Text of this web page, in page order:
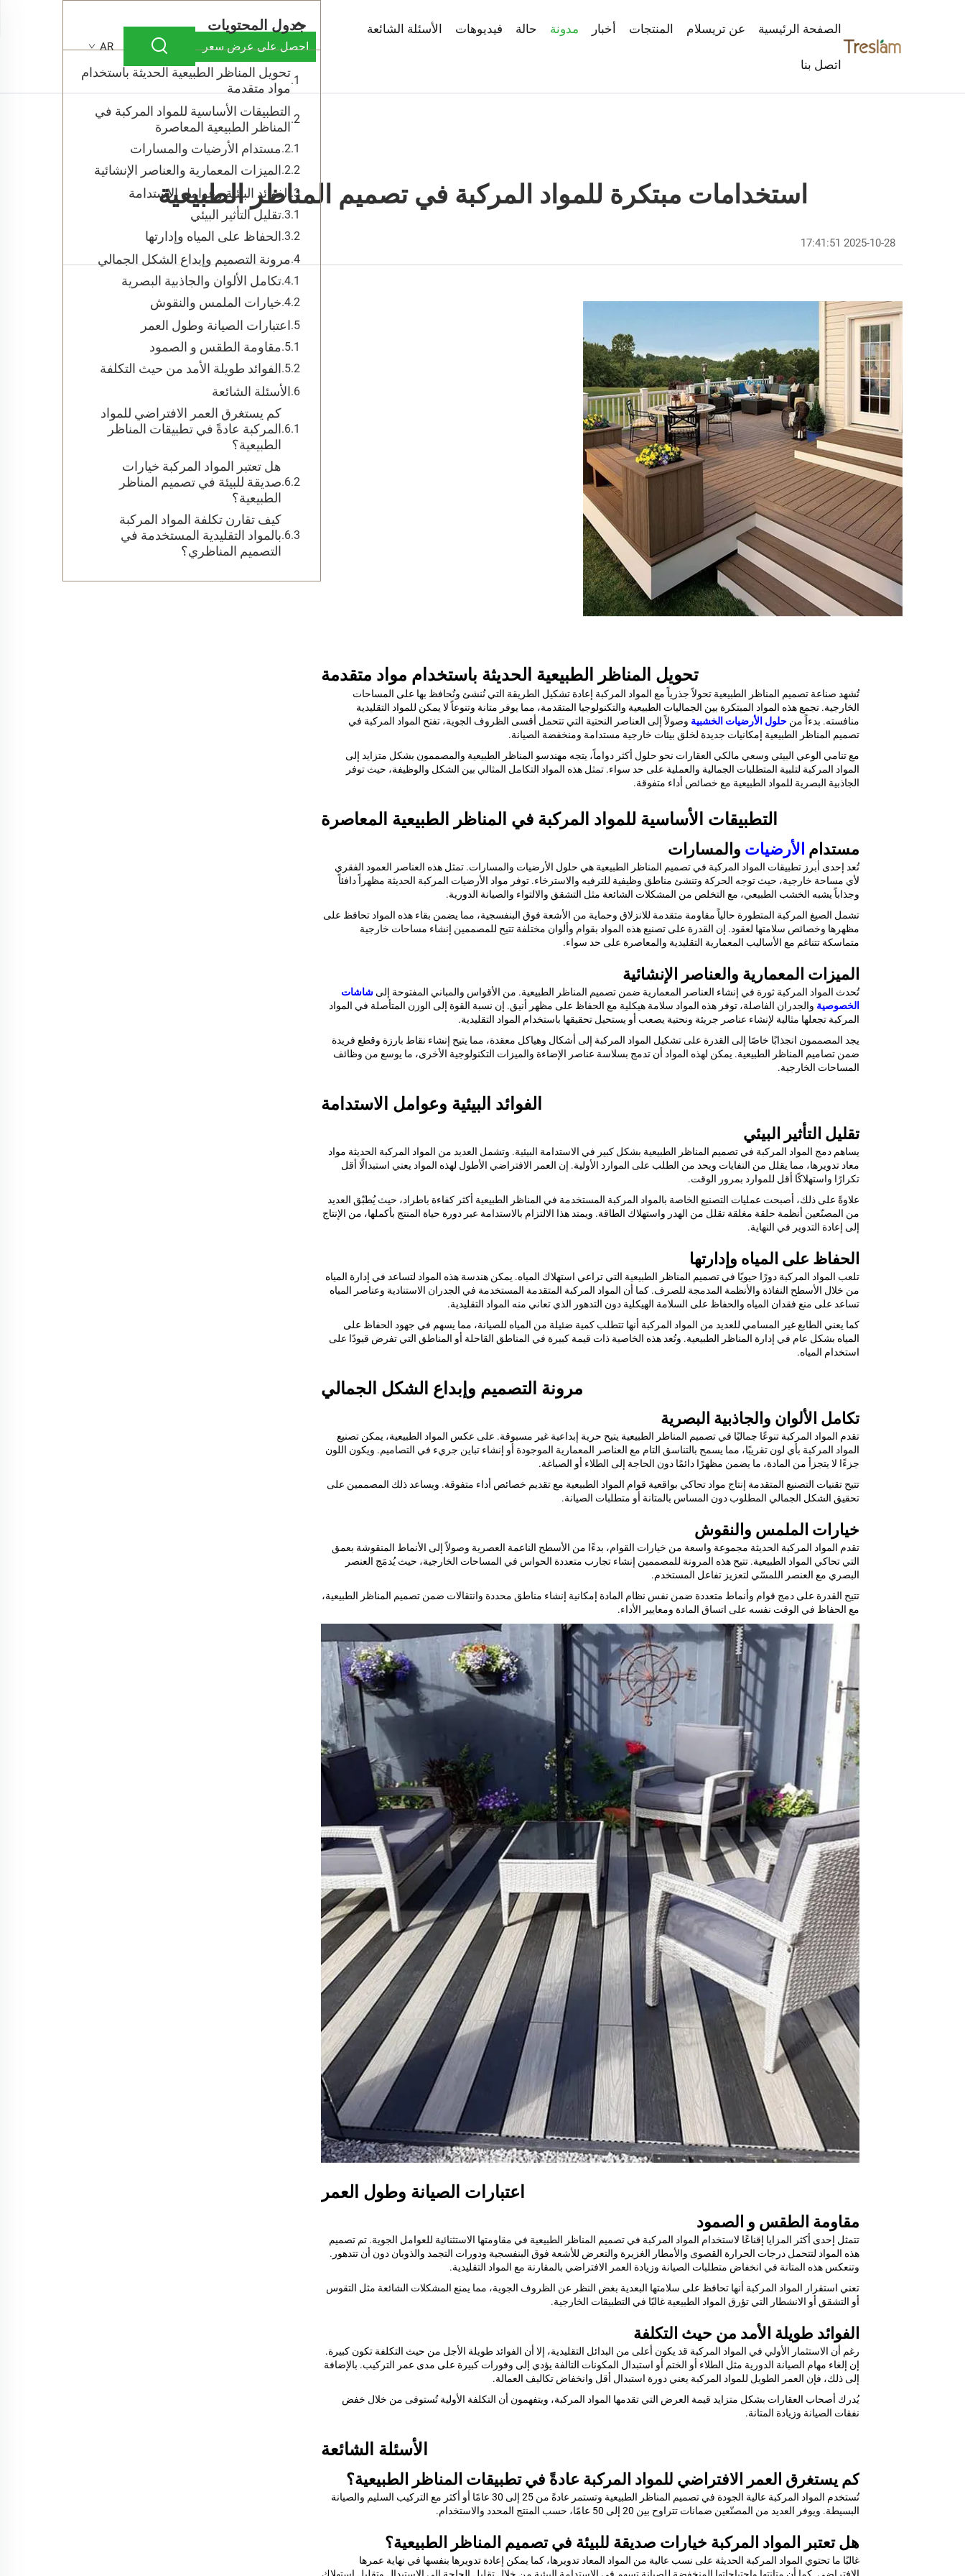
الصفحة الرئيسية عن تريسلام المنتجات أخبار مدونة حالة فيديوهات الأسئلة الشائعة
اتصل بنا
احصل على عرض سعر AR
استخدامات مبتكرة للمواد المركبة في تصميم المناظر الطبيعية
2025-10-28 17:41:51
تحويل المناظر الطبيعية الحديثة باستخدام مواد متقدمة
تُشهد صناعة تصميم المناظر الطبيعية تحولاً جذرياً مع المواد المركبة إعادة تشكيل الطريقة التي نُنشئ ونُحافظ بها على المساحات
الخارجية. تجمع هذه المواد المبتكرة بين الجماليات الطبيعية والتكنولوجيا المتقدمة، مما يوفر متانة وتنوعاً لا يمكن للمواد التقليدية
منافسته. بدءاً من حلول الأرضيات الخشبية وصولاً إلى العناصر النحتية التي تتحمل أقسى الظروف الجوية، تفتح المواد المركبة في
تصميم المناظر الطبيعية إمكانيات جديدة لخلق بيئات خارجية مستدامة ومنخفضة الصيانة.
مع تنامي الوعي البيئي وسعي مالكي العقارات نحو حلول أكثر دواماً، يتجه مهندسو المناظر الطبيعية والمصممون بشكل متزايد إلى
المواد المركبة لتلبية المتطلبات الجمالية والعملية على حد سواء. تمثل هذه المواد التكامل المثالي بين الشكل والوظيفة، حيث توفر
الجاذبية البصرية للمواد الطبيعية مع خصائص أداء متفوقة.
التطبيقات الأساسية للمواد المركبة في المناظر الطبيعية المعاصرة
مستدام الأرضيات والمسارات
تُعد إحدى أبرز تطبيقات المواد المركبة في تصميم المناظر الطبيعية هي حلول الأرضيات والمسارات. تمثل هذه العناصر العمود الفقري
لأي مساحة خارجية، حيث توجه الحركة وتنشئ مناطق وظيفية للترفيه والاسترخاء. توفر مواد الأرضيات المركبة الحديثة مظهراً دافئاً
وجذاباً يشبه الخشب الطبيعي، مع التخلص من المشكلات الشائعة مثل التشقق والالتواء والصيانة الدورية.
تشمل الصيغ المركبة المتطورة حالياً مقاومة متقدمة للانزلاق وحماية من الأشعة فوق البنفسجية، مما يضمن بقاء هذه المواد تحافظ على
مظهرها وخصائص سلامتها لعقود. إن القدرة على تصنيع هذه المواد بقوام وألوان مختلفة تتيح للمصممين إنشاء مساحات خارجية
متماسكة تتناغم مع الأساليب المعمارية التقليدية والمعاصرة على حد سواء.
الميزات المعمارية والعناصر الإنشائية
تُحدث المواد المركبة ثورة في إنشاء العناصر المعمارية ضمن تصميم المناظر الطبيعية. من الأقواس والمباني المفتوحة إلى شاشات
الخصوصية والجدران الفاصلة، توفر هذه المواد سلامة هيكلية مع الحفاظ على مظهر أنيق. إن نسبة القوة إلى الوزن المتأصلة في المواد
المركبة تجعلها مثالية لإنشاء عناصر جريئة ونحتية يصعب أو يستحيل تحقيقها باستخدام المواد التقليدية.
يجد المصممون انجذابًا خاصًا إلى القدرة على تشكيل المواد المركبة إلى أشكال وهياكل معقدة، مما يتيح إنشاء نقاط بارزة وقطع فريدة
ضمن تصاميم المناظر الطبيعية. يمكن لهذه المواد أن تدمج بسلاسة عناصر الإضاءة والميزات التكنولوجية الأخرى، ما يوسع من وظائف
المساحات الخارجية.
الفوائد البيئية وعوامل الاستدامة
تقليل التأثير البيئي
يساهم دمج المواد المركبة في تصميم المناظر الطبيعية بشكل كبير في الاستدامة البيئية. وتشمل العديد من المواد المركبة الحديثة مواد
معاد تدويرها، مما يقلل من النفايات ويحد من الطلب على الموارد الأولية. إن العمر الافتراضي الأطول لهذه المواد يعني استبدالًا أقل
تكرارًا واستهلاكًا أقل للموارد بمرور الوقت.
علاوةً على ذلك، أصبحت عمليات التصنيع الخاصة بالمواد المركبة المستخدمة في المناظر الطبيعية أكثر كفاءة باطراد، حيث يُطبّق العديد
من المصنّعين أنظمة حلقة مغلقة تقلل من الهدر واستهلاك الطاقة. ويمتد هذا الالتزام بالاستدامة عبر دورة حياة المنتج بأكملها، من الإنتاج
إلى إعادة التدوير في النهاية.
الحفاظ على المياه وإدارتها
تلعب المواد المركبة دورًا حيويًا في تصميم المناظر الطبيعية التي تراعي استهلاك المياه. يمكن هندسة هذه المواد لتساعد في إدارة المياه
من خلال الأسطح النفاذة والأنظمة المدمجة للصرف. كما أن المواد المركبة المتقدمة المستخدمة في الجدران الاستنادية وعناصر المياه
تساعد على منع فقدان المياه والحفاظ على السلامة الهيكلية دون التدهور الذي تعاني منه المواد التقليدية.
كما يعني الطابع غير المسامي للعديد من المواد المركبة أنها تتطلب كمية ضئيلة من المياه للصيانة، مما يسهم في جهود الحفاظ على
المياه بشكل عام في إدارة المناظر الطبيعية. وتُعد هذه الخاصية ذات قيمة كبيرة في المناطق القاحلة أو المناطق التي تفرض قيودًا على
استخدام المياه.
مرونة التصميم وإبداع الشكل الجمالي
تكامل الألوان والجاذبية البصرية
تقدم المواد المركبة تنوعًا جماليًا في تصميم المناظر الطبيعية يتيح حرية إبداعية غير مسبوقة. على عكس المواد الطبيعية، يمكن تصنيع
المواد المركبة بأي لون تقريبًا، مما يسمح بالتناسق التام مع العناصر المعمارية الموجودة أو إنشاء تباين جريء في التصاميم. ويكون اللون
جزءًا لا يتجزأ من المادة، ما يضمن مظهرًا دائمًا دون الحاجة إلى الطلاء أو الصباغة.
تتيح تقنيات التصنيع المتقدمة إنتاج مواد تحاكي بواقعية قوام المواد الطبيعية مع تقديم خصائص أداء متفوقة. ويساعد ذلك المصممين على
تحقيق الشكل الجمالي المطلوب دون المساس بالمتانة أو متطلبات الصيانة.
خيارات الملمس والنقوش
تقدم المواد المركبة الحديثة مجموعة واسعة من خيارات القوام، بدءًا من الأسطح الناعمة العصرية وصولاً إلى الأنماط المنقوشة بعمق
التي تحاكي المواد الطبيعية. تتيح هذه المرونة للمصممين إنشاء تجارب متعددة الحواس في المساحات الخارجية، حيث يُدمَج العنصر
البصري مع العنصر اللمسّي لتعزيز تفاعل المستخدم.
تتيح القدرة على دمج قوام وأنماط متعددة ضمن نفس نظام المادة إمكانية إنشاء مناطق محددة وانتقالات ضمن تصميم المناظر الطبيعية،
مع الحفاظ في الوقت نفسه على اتساق المادة ومعايير الأداء.
اعتبارات الصيانة وطول العمر
مقاومة الطقس و الصمود
تتمثل إحدى أكثر المزايا إقناعًا لاستخدام المواد المركبة في تصميم المناظر الطبيعية في مقاومتها الاستثنائية للعوامل الجوية. تم تصميم
هذه المواد لتتحمل درجات الحرارة القصوى والأمطار الغزيرة والتعرض للأشعة فوق البنفسجية ودورات التجمد والذوبان دون أن تتدهور.
وتنعكس هذه المتانة في انخفاض متطلبات الصيانة وزيادة العمر الافتراضي بالمقارنة مع المواد التقليدية.
تعني استقرار المواد المركبة أنها تحافظ على سلامتها البعدية بغض النظر عن الظروف الجوية، مما يمنع المشكلات الشائعة مثل التقوس
أو التشقق أو الانشطار التي تؤرق المواد الطبيعية غالبًا في التطبيقات الخارجية.
الفوائد طويلة الأمد من حيث التكلفة
رغم أن الاستثمار الأولي في المواد المركبة قد يكون أعلى من البدائل التقليدية، إلا أن الفوائد طويلة الأجل من حيث التكلفة تكون كبيرة.
إن إلغاء مهام الصيانة الدورية مثل الطلاء أو الختم أو استبدال المكونات التالفة يؤدي إلى وفورات كبيرة على مدى عمر التركيب. بالإضافة
إلى ذلك، فإن العمر الطويل للمواد المركبة يعني دورة استبدال أقل وانخفاض تكاليف العمالة.
يُدرك أصحاب العقارات بشكل متزايد قيمة العرض التي تقدمها المواد المركبة، ويتفهمون أن التكلفة الأولية تُستوفى من خلال خفض
نفقات الصيانة وزيادة المتانة.
الأسئلة الشائعة
كم يستغرق العمر الافتراضي للمواد المركبة عادةً في تطبيقات المناظر الطبيعية؟
تُستخدم المواد المركبة عالية الجودة في تصميم المناظر الطبيعية وتستمر عادةً من 25 إلى 30 عامًا أو أكثر مع التركيب السليم والصيانة
البسيطة. ويوفر العديد من المصنّعين ضمانات تتراوح بين 20 إلى 50 عامًا، حسب المنتج المحدد والاستخدام.
هل تعتبر المواد المركبة خيارات صديقة للبيئة في تصميم المناظر الطبيعية؟
غالبًا ما تحتوي المواد المركبة الحديثة على نسب عالية من المواد المعاد تدويرها، كما يمكن إعادة تدويرها بنفسها في نهاية عمرها
جدول المحتويات
تحويل المناظر الطبيعية الحديثة باستخدام
مواد متقدمة
التطبيقات الأساسية للمواد المركبة في
المناظر الطبيعية المعاصرة
مستدام الأرضيات والمسارات
الميزات المعمارية والعناصر الإنشائية
الفوائد البيئية وعوامل الاستدامة
تقليل التأثير البيئي
الحفاظ على المياه وإدارتها
مرونة التصميم وإبداع الشكل الجمالي
تكامل الألوان والجاذبية البصرية
خيارات الملمس والنقوش
اعتبارات الصيانة وطول العمر
مقاومة الطقس و الصمود
الفوائد طويلة الأمد من حيث التكلفة
الأسئلة الشائعة
كم يستغرق العمر الافتراضي للمواد
المركبة عادةً في تطبيقات المناظر
الطبيعية؟
هل تعتبر المواد المركبة خيارات
صديقة للبيئة في تصميم المناظر
الطبيعية؟
كيف تقارن تكلفة المواد المركبة
بالمواد التقليدية المستخدمة في
التصميم المناظري؟